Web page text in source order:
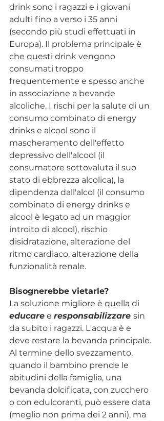
drink sono i ragazzi e i giovani
adulti fino a verso i 35 anni
(secondo più studi effettuati in
Europa). Il problema principale è
che questi drink vengono
consumati troppo
frequentemente e spesso anche
in associazione a bevande
alcoliche. I rischi per la salute di un
consumo combinato di energy
drinks e alcool sono il
mascheramento dell'effetto
depressivo dell'alcool (il
consumatore sottovaluta il suo
stato di ebbrezza alcolica), la
dipendenza dall'alcol (il consumo
combinato di energy drinks e
alcool è legato ad un maggior
introito di alcool), rischio
disidratazione, alterazione del
ritmo cardiaco, alterazione della
funzionalità renale.
Bisognerebbe vietarle?
La soluzione migliore è quella di
educare e responsabilizzare sin
da subito i ragazzi. L'acqua è e
deve restare la bevanda principale.
Al termine dello svezzamento,
quando il bambino prende le
abitudini della famiglia, una
bevanda dolcificata, con zucchero
o con edulcoranti, può essere data
(meglio non prima dei 2 anni), ma